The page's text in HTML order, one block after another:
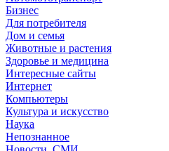
Бизнес
Для потребителя
Дом и семья
Животные и растения
Здоровье и медицина
Интересные сайты
Интернет
Компьютеры
Культура и искусство
Наука
Непознанное